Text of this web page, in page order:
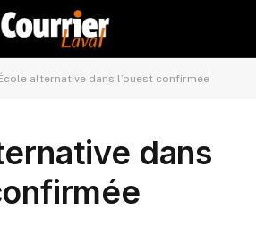
alternative dans l’ouest confirmée
dans